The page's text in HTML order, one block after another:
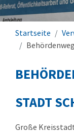
Startseite
STADT
Große